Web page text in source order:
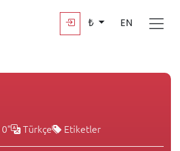
₺ EN
0" Türkçe Etiketler